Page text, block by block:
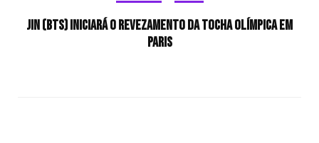
Jin (BTS) iniciará o revezamento da tocha olímpica em
Paris